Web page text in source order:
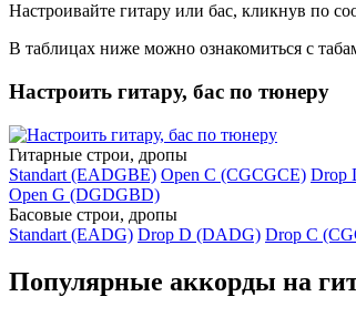
Настроивайте гитару или бас, кликнув по
В таблицах ниже можно ознакомиться с
Настроить гитару, бас по тюнеру
Гитарные строи, дропы
Standart (EADGBE) Open C (CGCGCE) Drop
Open G (DGDGBD)
Басовые строи, дропы
Standart (EADG) Drop D (DADG) Drop C
Популярные аккорды на